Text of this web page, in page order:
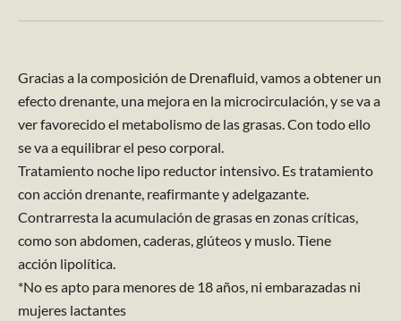
Gracias a la composición de Drenafluid, vamos a obtener un
efecto drenante, una mejora en la microcirculación, y se va a
ver favorecido el metabolismo de las grasas. Con todo ello
se va a equilibrar el peso corporal.
Tratamiento noche lipo reductor intensivo. Es tratamiento
con acción drenante, reafirmante y adelgazante.
Contrarresta la acumulación de grasas en zonas críticas,
como son abdomen, caderas, glúteos y muslo. Tiene
acción lipolítica.
*No es apto para menores de 18 años, ni embarazadas ni
mujeres lactantes